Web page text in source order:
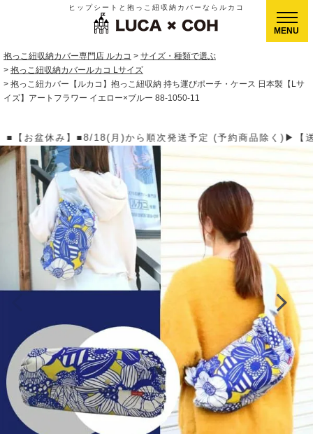
ヒップシートと抱っこ紐収納カバーならルカコ
抱っこ紐収納カバー専門店 ルカコ
サイズ・種類で選ぶ
抱っこ紐収納カバールカコ Lサイズ
抱っこ紐カバー【ルカコ】抱っこ紐収納 持ち運びポーチ・ケース 日本製【Lサ
イズ】アートフラワー イエロー×ブルー 88-1050-11
商品除く)▶【送料】ゆうパケット400円(全国一律)、ゆう